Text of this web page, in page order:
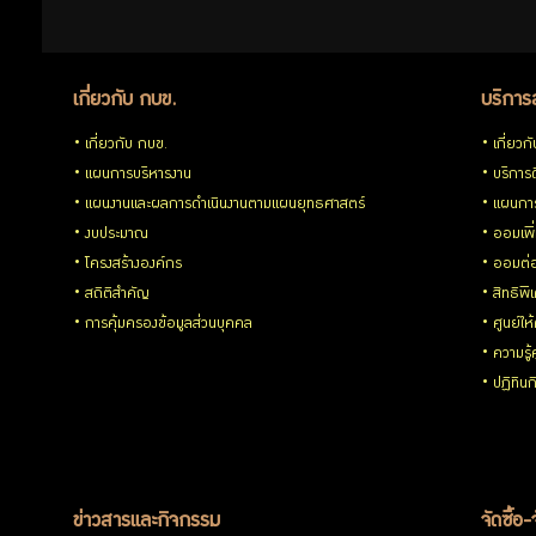
ปฏิทิน
กิจกรรม
เกี่ยวกับ กบข.
เกี่ยวกับ กบข.
แผนการบริหารงาน
แผนงานและผลการดำเนินงานตามแผนยุทธศาสตร์
งบประมาณ
โครงสร้างองค์กร
สถิติสำคัญ
การคุ้มครองข้อมูลส่วนบุคคล
บริการ
เกี่ยวกั
บริการ
แผนกา
ออมเพิ่
ออมต่
สิทธิพิ
ศูนย์ให้
ความรู้
ปฏิทิน
ข่าวสารและกิจกรรม จัดซื้อ-